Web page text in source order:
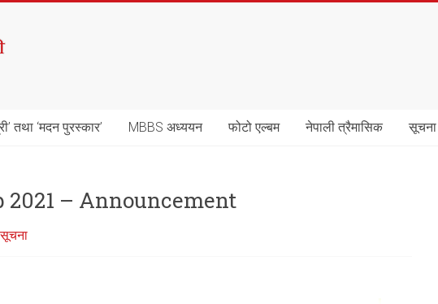
तथा ‘मदन पुरस्कार’ MBBS अध्ययन फोटो एल्बम नेपाली त्रैमासिक सूचना
2021 – Announcement
सूचना